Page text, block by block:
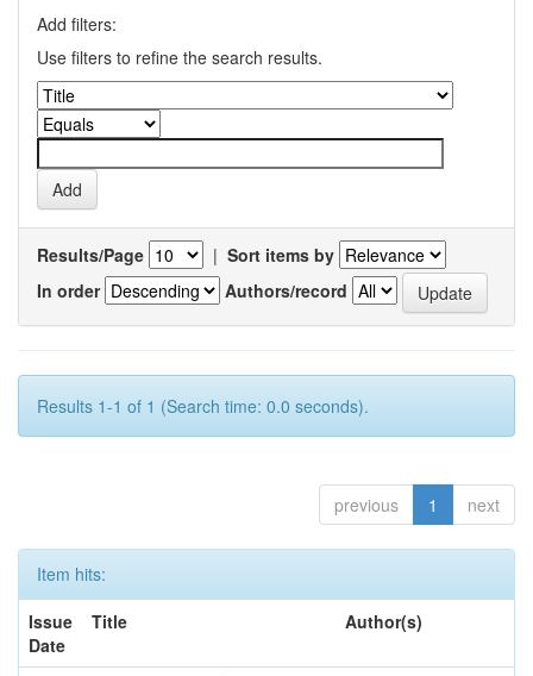
Add filters:
Use filters to refine the search results.
Results/Page | Sort items by
In order
Authors/record
Results 1-1 of 1 (Search time: 0.0 seconds).
previous 1 next
Item hits:
Issue
Date
Title Author(s)